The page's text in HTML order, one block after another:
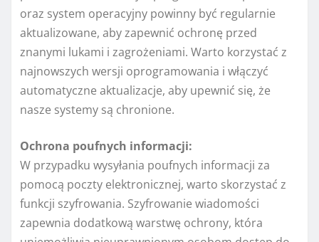
oraz system operacyjny powinny być regularnie
aktualizowane, aby zapewnić ochronę przed
znanymi lukami i zagrożeniami. Warto korzystać z
najnowszych wersji oprogramowania i włączyć
automatyczne aktualizacje, aby upewnić się, że
nasze systemy są chronione.
Ochrona poufnych informacji:
W przypadku wysyłania poufnych informacji za
pomocą poczty elektronicznej, warto skorzystać z
funkcji szyfrowania. Szyfrowanie wiadomości
zapewnia dodatkową warstwę ochrony, która